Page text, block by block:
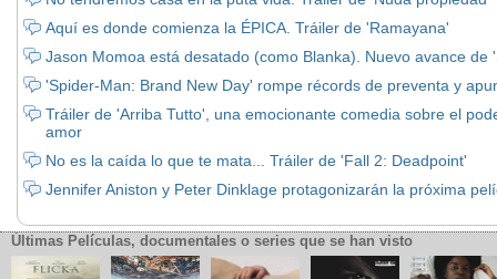
Aquí es donde comienza la ÉPICA. Tráiler de 'Ramayana'
Jason Momoa está desatado (como Blanka). Nuevo avance de
'Spider-Man: Brand New Day' rompe récords de preventa y
Tráiler de 'Arriba Tutto', una emocionante comedia sobre el
amor
No es la caída lo que te mata... Tráiler de 'Fall 2: Deadpoint'
Jennifer Aniston y Peter Dinklage protagonizarán la próxima
Últimas Películas, documentales o series que se han visto